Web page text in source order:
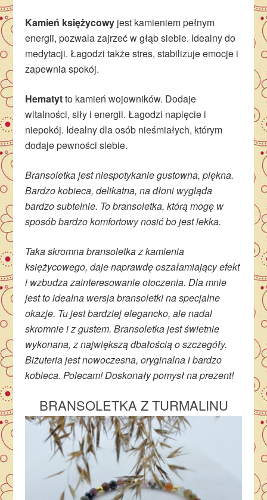
Kamień księżycowy jest kamieniem pełnym
energii, pozwala zajrzeć w głąb siebie. Idealny do
medytacji. Łagodzi także stres, stabilizuje emocje i
zapewnia spokój.
Hematytto kamień wojowników. Dodaje
witalności, siły i energii. Łagodzi napięcie i
niepokój. Idealny dla osób nieśmiałych, którym
dodaje pewności siebie.
Bransoletka jest niespotykanie gustowna, piękna.
Bardzo kobieca, delikatna, na dłoni wygląda
bardzo subtelnie. To bransoletka, którą mogę w
sposób bardzo komfortowy nosić bo jest lekka.
Taka skromna bransoletka z kamienia
księżycowego, daje naprawdę oszałamiający efekt
i wzbudza zainteresowanie otoczenia. Dla mnie
jest to idealna wersja bransoletki na specjalne
okazje. Tu jest bardziej elegancko, ale nadal
skromnie i z gustem. Bransoletka jest świetnie
wykonana, z największą dbałością o szczegóły.
Biżuteria jest nowoczesna, oryginalna i bardzo
kobieca. Polecam! Doskonały pomysł na prezent!
BRANSOLETKA Z TURMALINU